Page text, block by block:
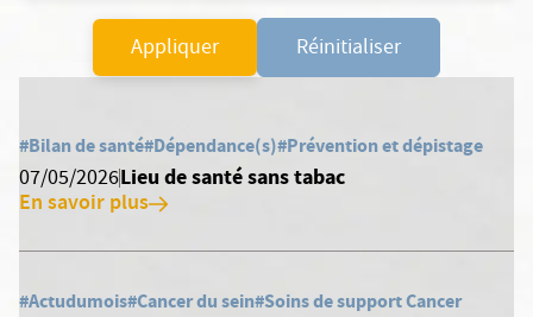
Appliquer Réinitialiser
#Bilan de santé#Dépendance(s)#Prévention et dépistage
07/05/2026Lieu de santé sans tabac
En savoir plus
#Actudumois#Cancer du sein#Soins de support Cancer